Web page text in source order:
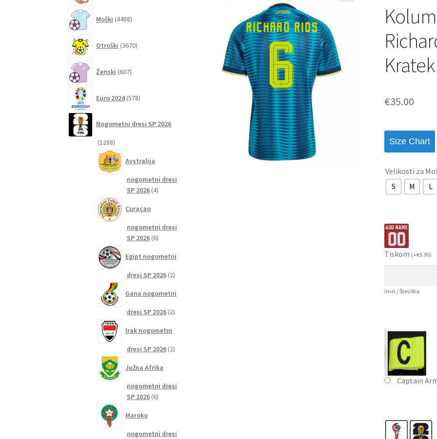
€35.00
Size Chart
Velikosti za
S
M L
Tiskom (+€5.95)
Imei / Številka
Captain
Moški 4488izdelkov
Otroški 3670izdelkov
Ženski 607izdelkov
Euro 2024 578izdelkov
Nogometni dresi SP 2026
12881288
izdelkov
Avstralija
nogometni dresi
SP 2026 44
Curaçao
nogometni dresi
SP 2026 66
Egipt nogometni
dresi SP 2026 22
Gana nogometni
dresi SP 2026 22
Irak nogometni
dresi SP 2026 22
Južna Afrika
nogometni dresi
SP 2026 66
Maroko
nogometni dresi